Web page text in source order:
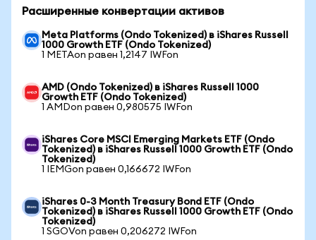
Расширенные конвертации активов
Meta Platforms (Ondo Tokenized) в iShares Russell
1000 Growth ETF (Ondo Tokenized)
1 METAon равен 1,2147 IWFon
AMD (Ondo Tokenized) в iShares Russell 1000
Growth ETF (Ondo Tokenized)
1 AMDon равен 0,980575 IWFon
iShares Core MSCI Emerging Markets ETF (Ondo
Tokenized) в iShares Russell 1000 Growth ETF (Ondo
Tokenized)
1 IEMGon равен 0,166672 IWFon
iShares 0-3 Month Treasury Bond ETF (Ondo
Tokenized) в iShares Russell 1000 Growth ETF (Ondo
Tokenized)
1 SGOVon равен 0,206272 IWFon